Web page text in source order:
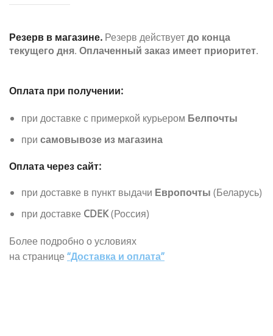
Резерв в магазине. Резерв действуетдо конца
текущего дня. Оплаченный заказ имеет приоритет.
Оплата при получении:
при доставке с примеркой курьером Белпочты
при самовывозе из магазина
Оплата через сайт:
при доставке в пункт выдачи Европочты (Беларусь)
при доставке CDEK(Россия)
Более подробно о условиях
на странице “Доставка и оплата”